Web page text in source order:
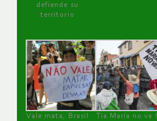
defiende su
territorio
Vale mata, Brasil
Tía María no va !